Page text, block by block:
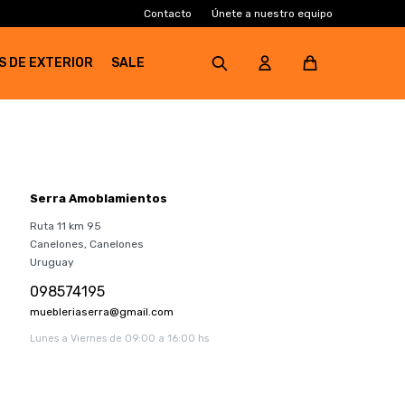
DE EXTERIOR SALE
Contacto Únete a nuestro equipo
Serra Amoblamientos
Ruta 11 km 95
Canelones, Canelones
Uruguay
098574195
muebleriaserra@gmail.com
Lunes a Viernes de 09:00 a 16:00 hs